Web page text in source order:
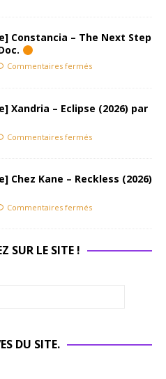
Constancia – The Next Step
Commentaires fermés
Xandria – Eclipse (2026) par
Commentaires fermés
Chez Kane – Reckless (2026)
Commentaires fermés
SUR LE SITE !
DU SITE.